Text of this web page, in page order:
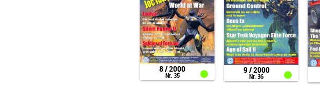
8 / 2000
Nr. 35
9 / 2000
Nr. 36